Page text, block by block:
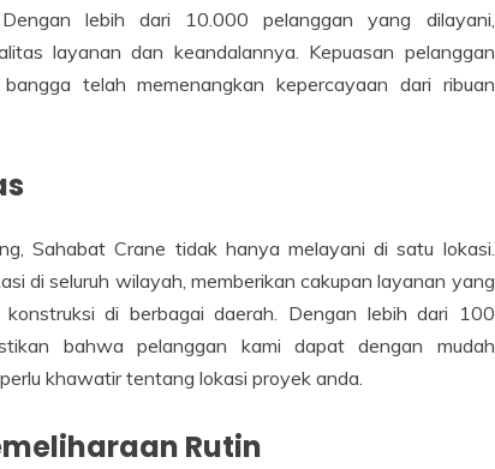
lebih dari 10.000 pelanggan yang dilayani,
layanan dan keandalannya. Kepuasan pelanggan
telah memenangkan kepercayaan dari ribuan
Sahabat Crane tidak hanya melayani di satu lokasi.
di seluruh wilayah, memberikan cakupan layanan yang
di berbagai daerah. Dengan lebih dari 100
bahwa pelanggan kami dapat dengan mudah
khawatir tentang lokasi proyek anda.
Rutin